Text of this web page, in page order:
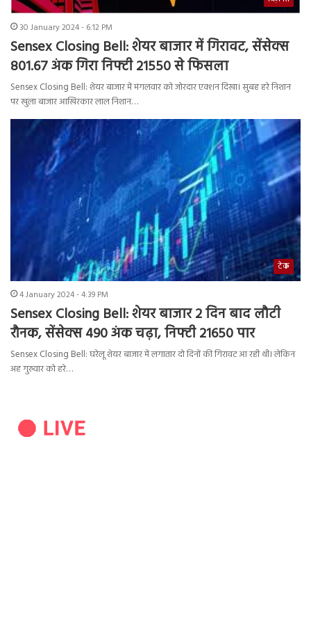
30 January 2024 - 6:12 PM
Sensex Closing Bell: शेयर बाजार में गिरावट, सेंसेक्स
801.67 अंक गिरा निफ्टी 21550 से फिसला
Sensex Closing Bell: शेयर बाजार में मंगलवार को जोरदार एक्शन दिखा। सुबह हरे निशान
पर खुला बाजार आखिरकार लाल निशान…
टेक
4 January 2024 - 4:39 PM
Sensex Closing Bell: शेयर बाजार 2 दिन बाद लौटी
रौनक, सेंसेक्स 490 अंक चढ़ा, निफ्टी 21650 पार
Sensex Closing Bell: घरेलू शेयर बाजार में लगातार दो दिनों की गिरावट आ रही थी। लेकिन
अह गुरुवार को हरे…